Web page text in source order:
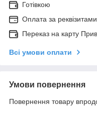
Готівкою
Оплата за реквізитами
Переказ на карту
Всі умови оплати
Умови повернення
Повернення товару